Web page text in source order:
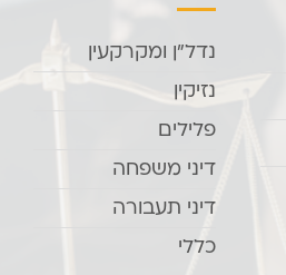
נדל”ן ומקרקעין
נזיקין
פלילים
דיני משפחה
דיני תעבורה
כללי